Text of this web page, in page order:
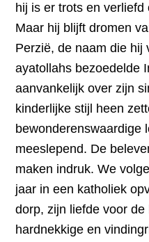
hij is er trots en verliefd
Maar hij blijft dromen
Perzië, de naam die hij
ayatollahs bezoedelde
aanvankelijk over zijn
kinderlijke stijl heen
bewonderenswaardige
meeslepend. De
maken indruk. We
jaar in een katholiek
dorp, zijn liefde voor
hardnekkige en